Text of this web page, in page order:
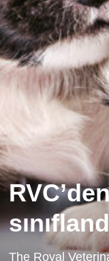
The Royal